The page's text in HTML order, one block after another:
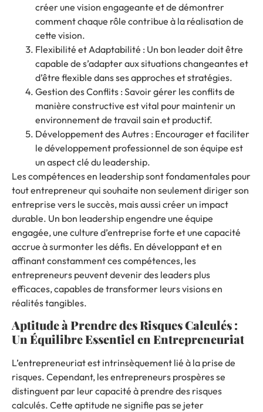
créer une vision engageante et de démontrer
comment chaque rôle contribue à la réalisation de
cette vision.
Flexibilité et Adaptabilité : Un bon leader doit être
capable de s’adapter aux situations changeantes et
d’être flexible dans ses approches et stratégies.
Gestion des Conflits : Savoir gérer les conflits de
manière constructive est vital pour maintenir un
environnement de travail sain et productif.
Développement des Autres : Encourager et faciliter
le développement professionnel de son équipe est
un aspect clé du leadership.
Les compétences en leadership sont fondamentales pour
tout entrepreneur qui souhaite non seulement diriger son
entreprise vers le succès, mais aussi créer un impact
durable. Un bon leadership engendre une équipe
engagée, une culture d’entreprise forte et une capacité
accrue à surmonter les défis. En développant et en
affinant constamment ces compétences, les
entrepreneurs peuvent devenir des leaders plus
efficaces, capables de transformer leurs visions en
réalités tangibles.
Aptitude à Prendre des Risques Calculés :
Un Équilibre Essentiel en Entrepreneuriat
L’entrepreneuriat est intrinsèquement lié à la prise de
risques. Cependant, les entrepreneurs prospères se
distinguent par leur capacité à prendre des risques
calculés. Cette aptitude ne signifie pas se jeter